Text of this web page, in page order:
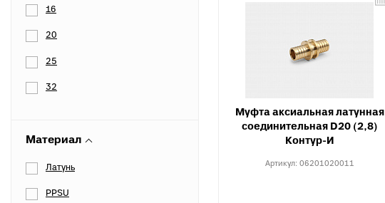
16
20
25
32
Материал
Латунь
PPSU
Муфта аксиальная латунная
соединительная D20 (2,8)
Контур-И
Артикул: 06201020011